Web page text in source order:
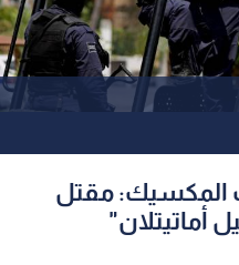
المكسيك: مقتل
أماتيتلان"